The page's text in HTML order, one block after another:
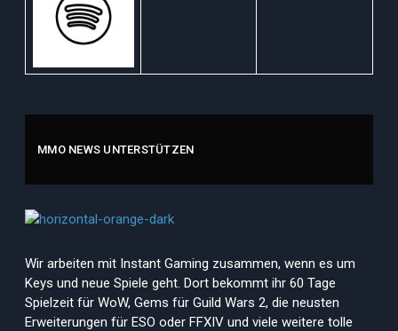
MMO NEWS UNTERSTÜTZEN
Wir arbeiten mit Instant Gaming zusammen, wenn es um
Keys und neue Spiele geht. Dort bekommt ihr 60 Tage
Spielzeit für WoW, Gems für Guild Wars 2, die neusten
Erweiterungen für ESO oder FFXIV und viele weitere tolle